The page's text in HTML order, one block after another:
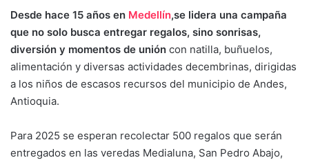
Desde hace 15 años en Medellín,se lidera una campaña
que no solo busca entregar regalos, sino sonrisas,
diversión y momentos de unión con natilla, buñuelos,
alimentación y diversas actividades decembrinas, dirigidas
a los niños de escasos recursos del municipio de Andes,
Antioquia.
Para 2025 se esperan recolectar 500 regalos que serán
entregados en las veredas Medialuna, San Pedro Abajo,